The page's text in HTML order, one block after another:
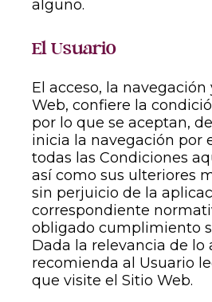
alguno.
El Usuario
El acceso, la navegación
Web, confiere la
por lo que se aceptan,
inicia la navegación por
todas las Condiciones
así como sus ulteriores
sin perjuicio de la
correspondiente
obligado cumplimiento
Dada la relevancia de lo
recomienda al Usuario
que visite el Sitio Web.